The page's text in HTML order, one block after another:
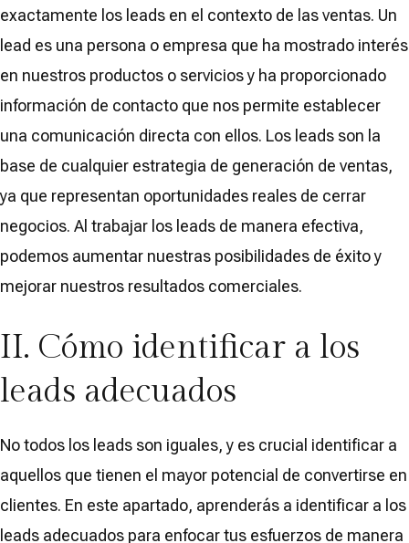
exactamente los leads en el contexto de las ventas. Un
lead es una persona o empresa que ha mostrado interés
en nuestros productos o servicios y ha proporcionado
información de contacto que nos permite establecer
una comunicación directa con ellos. Los leads son la
base de cualquier estrategia de generación de ventas,
ya que representan oportunidades reales de cerrar
negocios. Al trabajar los leads de manera efectiva,
podemos aumentar nuestras posibilidades de éxito y
mejorar nuestros resultados comerciales.
II. Cómo identificar a los
leads adecuados
No todos los leads son iguales, y es crucial identificar a
aquellos que tienen el mayor potencial de convertirse en
clientes. En este apartado, aprenderás a identificar a los
leads adecuados para enfocar tus esfuerzos de manera